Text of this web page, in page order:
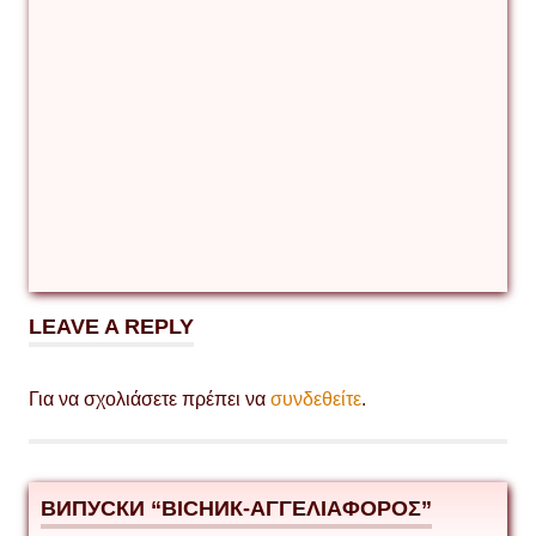
LEAVE A REPLY
Για να σχολιάσετε πρέπει να συνδεθείτε.
ВИПУСКИ “ВІСНИК-ΑΓΓΕΛΙΑΦΟΡΟΣ”